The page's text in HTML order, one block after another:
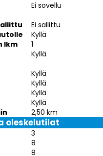
Ei sovellu
Ei sallittu
Kyllä
lkm
1
Kyllä
Kyllä
Kyllä
Kyllä
Kyllä
2,50 km
oleskelutilat
3
8
8